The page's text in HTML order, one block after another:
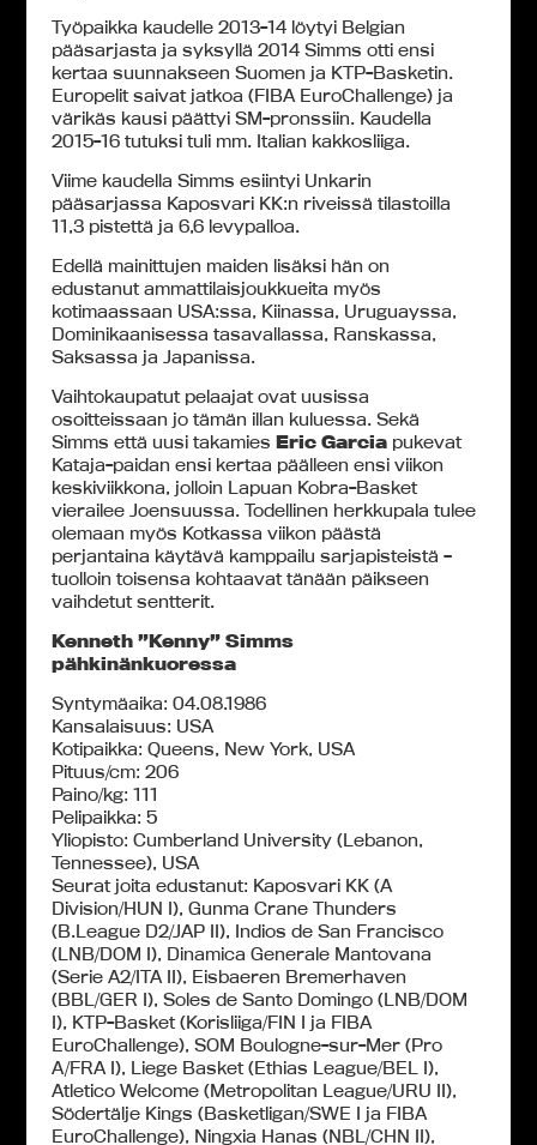
Työpaikka kaudelle 2013-14 löytyi Belgian
pääsarjasta ja syksyllä 2014 Simms otti ensi
kertaa suunnakseen Suomen ja KTP-Basketin.
Europelit saivat jatkoa (FIBA EuroChallenge) ja
värikäs kausi päättyi SM-pronssiin. Kaudella
2015-16 tutuksi tuli mm. Italian kakkosliiga.
Viime kaudella Simms esiintyi Unkarin
pääsarjassa Kaposvari KK:n riveissä tilastoilla
11,3 pistettä ja 6,6 levypalloa.
Edellä mainittujen maiden lisäksi hän on
edustanut ammattilaisjoukkueita myös
kotimaassaan USA:ssa, Kiinassa, Uruguayssa,
Dominikaanisessa tasavallassa, Ranskassa,
Saksassa ja Japanissa.
Vaihtokaupatut pelaajat ovat uusissa
osoitteissaan jo tämän illan kuluessa. Sekä
Simms että uusi takamiesEric Garcia pukevat
Kataja-paidan ensi kertaa päälleen ensi viikon
keskiviikkona, jolloin Lapuan Kobra-Basket
vierailee Joensuussa. Todellinen herkkupala tulee
olemaan myös Kotkassa viikon päästä
perjantaina käytävä kamppailu sarjapisteistä –
tuolloin toisensa kohtaavat tänään päikseen
vaihdetut sentterit.
Kenneth ”Kenny” Simms
pähkinänkuoressa
Syntymäaika: 04.08.1986
Kansalaisuus: USA
Kotipaikka: Queens, New York, USA
Pituus/cm: 206
Paino/kg: 111
Pelipaikka: 5
Yliopisto: Cumberland University (Lebanon,
Tennessee), USA
Seurat joita edustanut: Kaposvari KK (A
Division/HUN I), Gunma Crane Thunders
(B.League D2/JAP II), Indios de San Francisco
(LNB/DOM I), Dinamica Generale Mantovana
(Serie A2/ITA II), Eisbaeren Bremerhaven
(BBL/GER I), Soles de Santo Domingo (LNB/DOM
I), KTP-Basket (Korisliiga/FIN I ja FIBA
EuroChallenge), SOM Boulogne-sur-Mer (Pro
A/FRA I), Liege Basket (Ethias League/BEL I),
Atletico Welcome (Metropolitan League/URU II),
Södertälje Kings (Basketligan/SWE I ja FIBA
EuroChallenge), Ningxia Hanas (NBL/CHN II),